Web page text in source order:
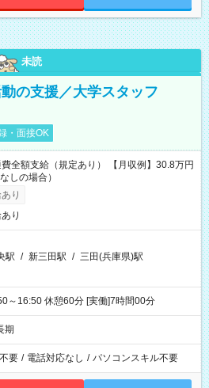
未読
の支援／大学スタッフ
・面接OK
全額支給（規定あり） 【月収例】30.8万円
しの場合）
り
り
駅 / 新三田駅 / 三田(兵庫県)駅
～16:50 休憩60分 [実働]7時間00分
期
要 / 電話対応なし / パソコンスキル不要